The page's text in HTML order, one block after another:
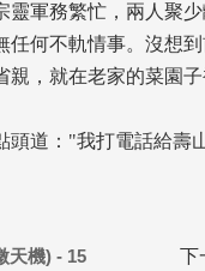
靈軍務繁忙，兩人聚
任何不軌情事。沒想
親，就在老家的菜園
頭道："我打電話給壽
天機) - 15 下